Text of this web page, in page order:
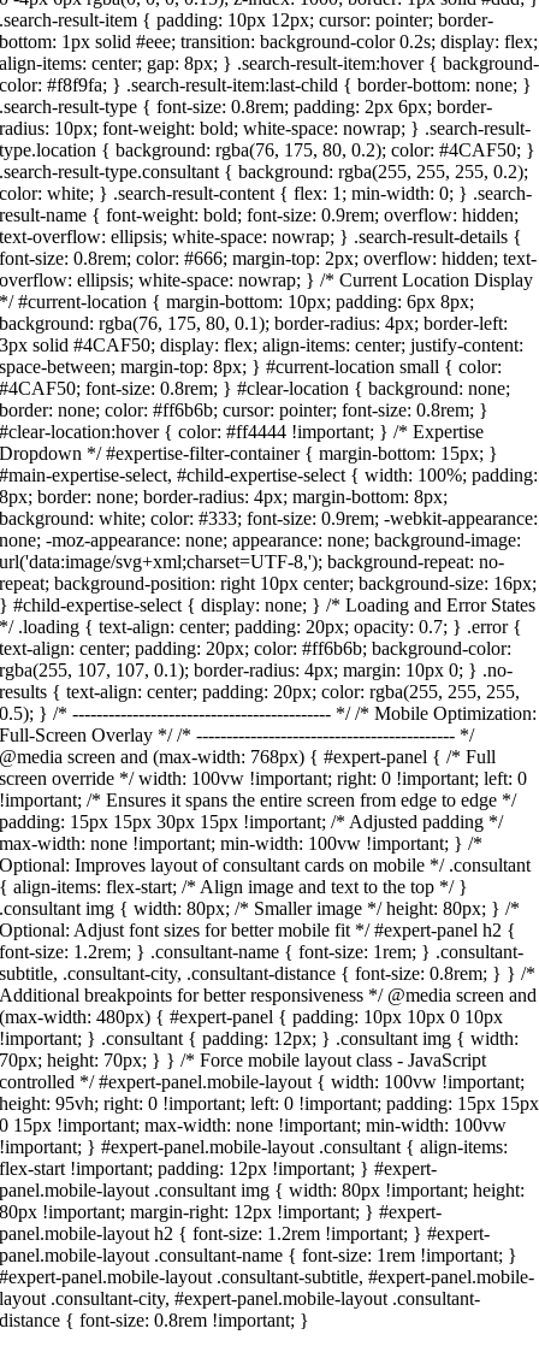
.search-result-item { padding: 10px 12px; cursor: pointer; border-
bottom: 1px solid #eee; transition: background-color 0.2s; display: flex;
align-items: center; gap: 8px; } .search-result-item:hover { background-
color: #f8f9fa; } .search-result-item:last-child { border-bottom: none; }
.search-result-type { font-size: 0.8rem; padding: 2px 6px; border-
radius: 10px; font-weight: bold; white-space: nowrap; } .search-result-
type.location { background: rgba(76, 175, 80, 0.2); color: #4CAF50; }
.search-result-type.consultant { background: rgba(255, 255, 255, 0.2);
color: white; } .search-result-content { flex: 1; min-width: 0; } .search-
result-name { font-weight: bold; font-size: 0.9rem; overflow: hidden;
text-overflow: ellipsis; white-space: nowrap; } .search-result-details {
font-size: 0.8rem; color: #666; margin-top: 2px; overflow: hidden; text-
overflow: ellipsis; white-space: nowrap; } /* Current Location Display
*/ #current-location { margin-bottom: 10px; padding: 6px 8px;
background: rgba(76, 175, 80, 0.1); border-radius: 4px; border-left:
3px solid #4CAF50; display: flex; align-items: center; justify-content:
space-between; margin-top: 8px; } #current-location small { color:
#4CAF50; font-size: 0.8rem; } #clear-location { background: none;
border: none; color: #ff6b6b; cursor: pointer; font-size: 0.8rem; }
#clear-location:hover { color: #ff4444 !important; } /* Expertise
Dropdown */ #expertise-filter-container { margin-bottom: 15px; }
#main-expertise-select, #child-expertise-select { width: 100%; padding:
8px; border: none; border-radius: 4px; margin-bottom: 8px;
background: white; color: #333; font-size: 0.9rem; -webkit-appearance:
none; -moz-appearance: none; appearance: none; background-image:
url('data:image/svg+xml;charset=UTF-8,'); background-repeat: no-
repeat; background-position: right 10px center; background-size: 16px;
} #child-expertise-select { display: none; } /* Loading and Error States
*/ .loading { text-align: center; padding: 20px; opacity: 0.7; } .error {
text-align: center; padding: 20px; color: #ff6b6b; background-color:
rgba(255, 107, 107, 0.1); border-radius: 4px; margin: 10px 0; } .no-
results { text-align: center; padding: 20px; color: rgba(255, 255, 255,
0.5); } /* ------------------------------------------- */ /* Mobile Optimization:
Full-Screen Overlay */ /* ------------------------------------------- */
@media screen and (max-width: 768px) { #expert-panel { /* Full
screen override */ width: 100vw !important; right: 0 !important; left: 0
!important; /* Ensures it spans the entire screen from edge to edge */
padding: 15px 15px 30px 15px !important; /* Adjusted padding */
max-width: none !important; min-width: 100vw !important; } /*
Optional: Improves layout of consultant cards on mobile */ .consultant
{ align-items: flex-start; /* Align image and text to the top */ }
.consultant img { width: 80px; /* Smaller image */ height: 80px; } /*
Optional: Adjust font sizes for better mobile fit */ #expert-panel h2 {
font-size: 1.2rem; } .consultant-name { font-size: 1rem; } .consultant-
subtitle, .consultant-city, .consultant-distance { font-size: 0.8rem; } } /*
Additional breakpoints for better responsiveness */ @media screen and
(max-width: 480px) { #expert-panel { padding: 10px 10px 0 10px
!important; } .consultant { padding: 12px; } .consultant img { width:
70px; height: 70px; } } /* Force mobile layout class - JavaScript
controlled */ #expert-panel.mobile-layout { width: 100vw !important;
height: 95vh; right: 0 !important; left: 0 !important; padding: 15px 15px
0 15px !important; max-width: none !important; min-width: 100vw
!important; } #expert-panel.mobile-layout .consultant { align-items:
flex-start !important; padding: 12px !important; } #expert-
panel.mobile-layout .consultant img { width: 80px !important; height:
80px !important; margin-right: 12px !important; } #expert-
panel.mobile-layout h2 { font-size: 1.2rem !important; } #expert-
panel.mobile-layout .consultant-name { font-size: 1rem !important; }
#expert-panel.mobile-layout .consultant-subtitle, #expert-panel.mobile-
layout .consultant-city, #expert-panel.mobile-layout .consultant-
distance { font-size: 0.8rem !important; }